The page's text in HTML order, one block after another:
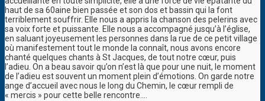
haut de sa 60aine bien passée et son dos et bassin qui la font
terriblement souffrir. Elle nous a appris la chanson des pelerins avec
sa voix forte et puissante. Elle nous a accompagné jusqu’à l’église,
en saluant joyeusement les personnes dans la rue de ce petit village
où manifestement tout le monde la connaît, nous avons encore
chanté quelques chants à St Jacques, de tout notre cœur, puis
l’adieu. On a beau savoir qu’on n’est là que pour une nuit, le moment
de l’adieu est souvent un moment plein d’émotions. On garde notre
ange d’accueil avec nous le long du Chemin, le cœur rempli de
« mercis » pour cette belle rencontre….